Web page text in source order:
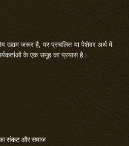
उद्यम जरूर है, पर प्रचलित या पेशेवर अर्थ में
के एक समूह का प्रयास है।
संकट और समाज